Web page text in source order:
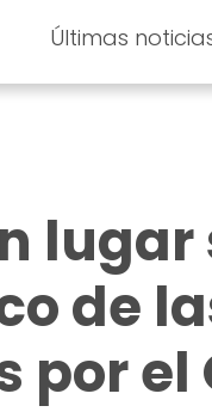
Últimas
de
por el